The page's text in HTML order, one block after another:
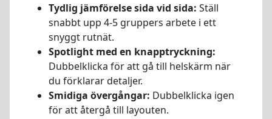
Tydlig jämförelse sida vid sida: Ställ
snabbt upp 4-5 gruppers arbete i ett
snyggt rutnät.
Spotlight med en knapptryckning:
Dubbelklicka för att gå till helskärm när
du förklarar detaljer.
Smidiga övergångar: Dubbelklicka igen
för att återgå till layouten.